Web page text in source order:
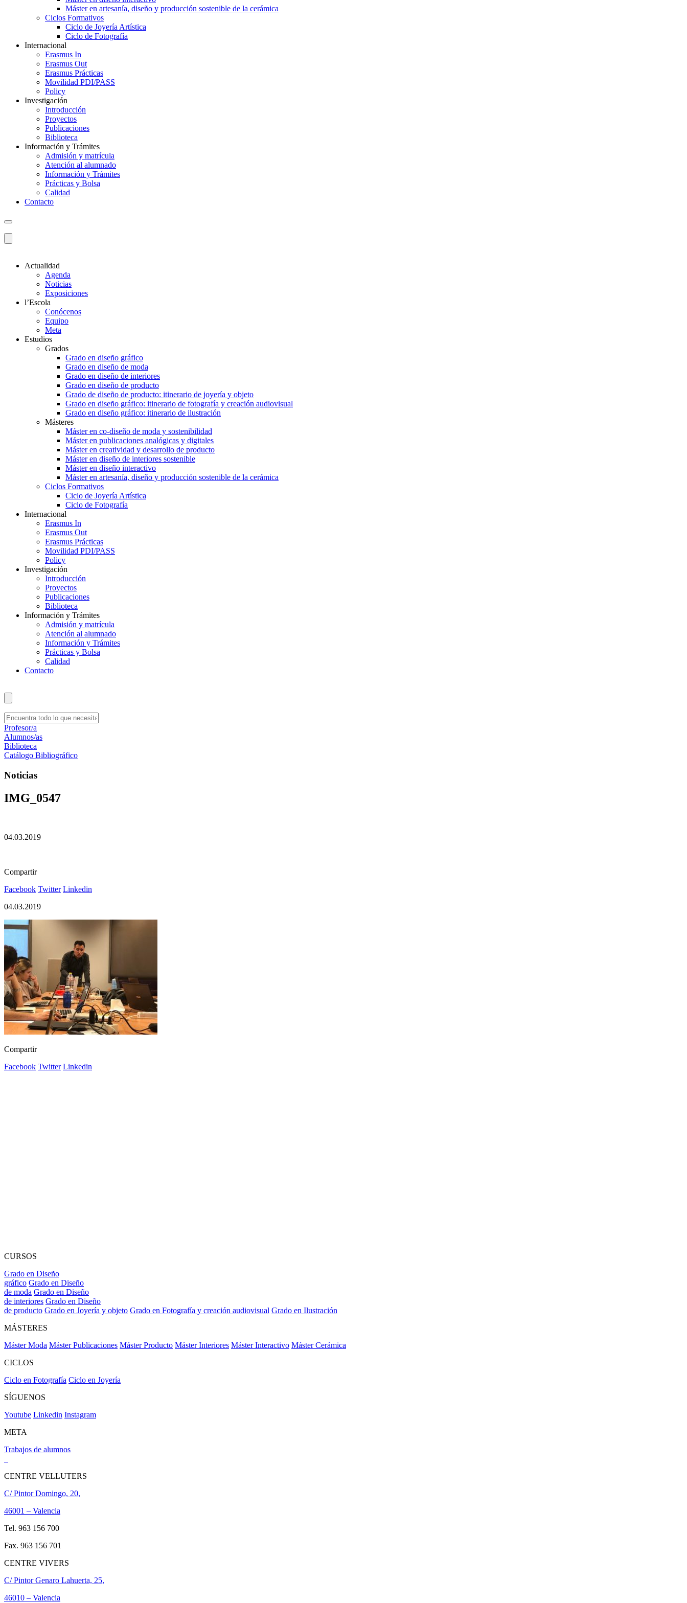
Máster en artesanía, diseño y producción sostenible de la cerámica
Ciclos Formativos
Ciclo de Joyería Artística
Ciclo de Fotografía
Internacional
Erasmus In
Erasmus Out
Erasmus Prácticas
Movilidad PDI/PASS
Policy
Investigación
Introducción
Proyectos
Publicaciones
Biblioteca
Información y Trámites
Admisión y matrícula
Atención al alumnado
Información y Trámites
Prácticas y Bolsa
Calidad
Contacto
Actualidad
Agenda
Noticias
Exposiciones
l’Escola
Conócenos
Equipo
Meta
Estudios
Grados
Grado en diseño gráfico
Grado en diseño de moda
Grado en diseño de interiores
Grado en diseño de producto
Grado de diseño de producto: itinerario de joyería y objeto
Grado en diseño gráfico: itinerario de fotografía y creación audiovisual
Grado en diseño gráfico: itinerario de ilustración
Másteres
Máster en co-diseño de moda y sostenibilidad
Máster en publicaciones analógicas y digitales
Máster en creatividad y desarrollo de producto
Máster en diseño de interiores sostenible
Máster en diseño interactivo
Máster en artesanía, diseño y producción sostenible de la cerámica
Ciclos Formativos
Ciclo de Joyería Artística
Ciclo de Fotografía
Internacional
Erasmus In
Erasmus Out
Erasmus Prácticas
Movilidad PDI/PASS
Policy
Investigación
Introducción
Proyectos
Publicaciones
Biblioteca
Información y Trámites
Admisión y matrícula
Atención al alumnado
Información y Trámites
Prácticas y Bolsa
Calidad
Contacto
Profesor/a
Alumnos/as
Biblioteca
Catálogo Bibliográfico
Noticias
IMG_0547
04.03.2019
Compartir
Facebook Twitter Linkedin
04.03.2019
Compartir
Facebook Twitter Linkedin
CURSOS
Grado en Diseño
gráfico Grado en Diseño
de moda Grado en Diseño
de interiores Grado en Diseño
de producto Grado en Joyería y objeto Grado en Fotografía y creación audiovisual Grado en Ilustración
MÁSTERES
Máster Moda Máster Publicaciones Máster Producto Máster Interiores Máster Interactivo Máster Cerámica
CICLOS
Ciclo en Fotografía Ciclo en Joyería
SÍGUENOS
Youtube Linkedin Instagram
META
Trabajos de alumnos
CENTRE VELLUTERS
C/ Pintor Domingo, 20,
46001 – Valencia
Tel. 963 156 700
Fax. 963 156 701
CENTRE VIVERS
C/ Pintor Genaro Lahuerta, 25,
46010 – Valencia